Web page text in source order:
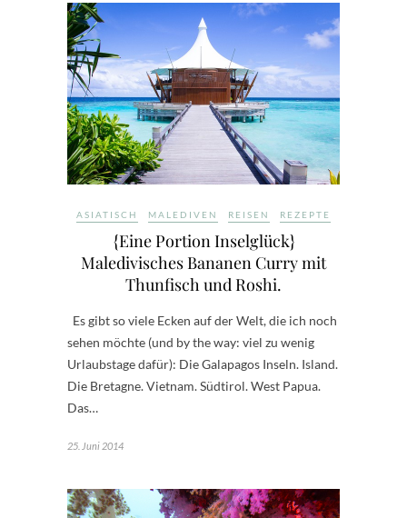
ASIATISCH MALEDIVEN REISEN REZEPTE
{Eine Portion Inselglück}
Maledivisches Bananen Curry mit
Thunfisch und Roshi.
Es gibt so viele Ecken auf der Welt, die ich noch
sehen möchte (und by the way: viel zu wenig
Urlaubstage dafür): Die Galapagos Inseln. Island.
Die Bretagne. Vietnam. Südtirol. West Papua.
Das…
25. Juni 2014